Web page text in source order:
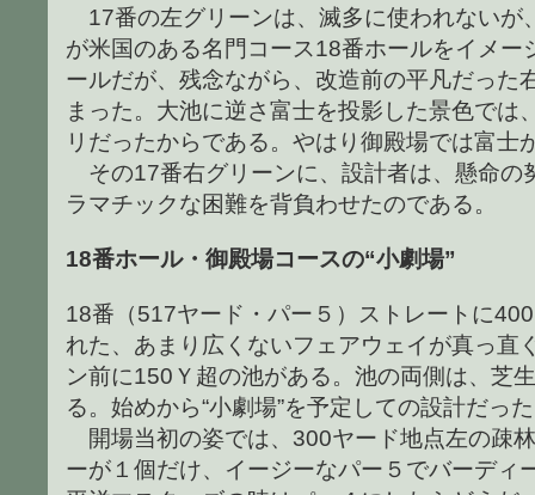
17番の左グリーンは、滅多に使われないが
が米国のある名門コース18番ホールをイメー
ールだが、残念ながら、改造前の平凡だった
まった。大池に逆さ富士を投影した景色では
リだったからである。やはり御殿場では富士
その17番右グリーンに、設計者は、懸命の
ラマチックな困難を背負わせたのである。
18番ホール・御殿場コースの“小劇場”
18番（517ヤード・パー５）ストレートに
れた、あまり広くないフェアウェイが真っ直
ン前に150Ｙ超の池がある。池の両側は、芝
る。始めから“小劇場”を予定しての設計だっ
開場当初の姿では、300ヤード地点左の疎
ーが１個だけ、イージーなパー５でバーデ